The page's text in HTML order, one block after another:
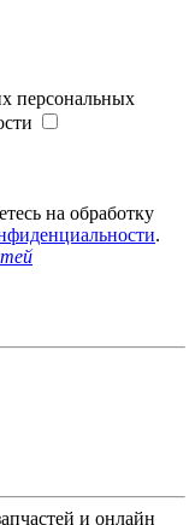
персональных
на обработку
.
и онлайн